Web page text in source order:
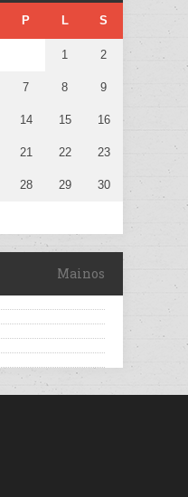
P L S
1 2
7 8 9
14 15 16
21 22 23
28 29 30
Mainos